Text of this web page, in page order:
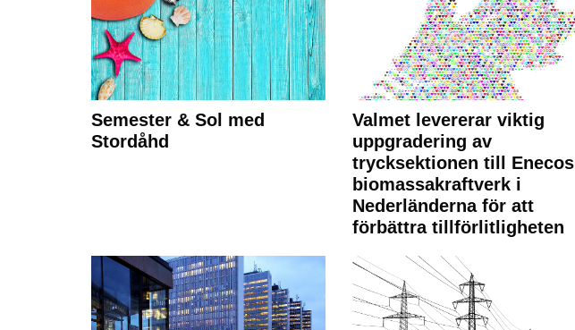
Semester & Sol med
Stordåhd
Valmet levererar viktig
uppgradering av
trycksektionen till Enecos
biomassakraftverk i
Nederländerna för att
förbättra tillförlitligheten